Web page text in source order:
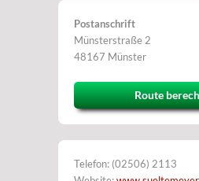
Postanschrift
Münsterstraße 2
48167 Münster
Route
Telefon: (02506) 2113